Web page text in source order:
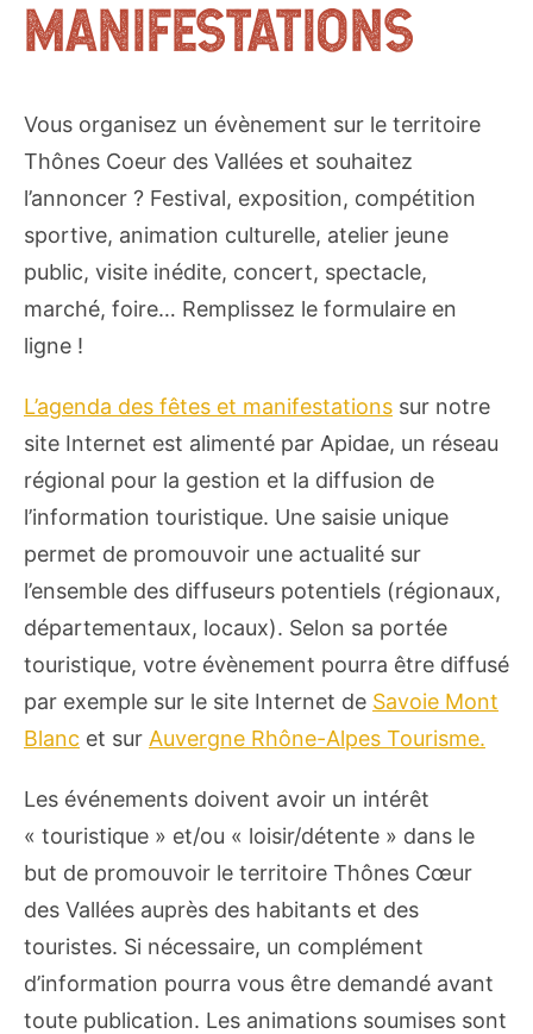
MANIFESTATIONS
Vous organisez un évènement sur le territoire
Thônes Coeur des Vallées et souhaitez
l’annoncer ? Festival, exposition, compétition
sportive, animation culturelle, atelier jeune
public, visite inédite, concert, spectacle,
marché, foire… Remplissez le formulaire en
ligne !
L’agenda des fêtes et manifestations sur notre
site Internet est alimenté par Apidae, un réseau
régional pour la gestion et la diffusion de
l’information touristique. Une saisie unique
permet de promouvoir une actualité sur
l’ensemble des diffuseurs potentiels (régionaux,
départementaux, locaux). Selon sa portée
touristique, votre évènement pourra être diffusé
par exemple sur le site Internet de Savoie Mont
Blanc et sur Auvergne Rhône-Alpes Tourisme.
Les événements doivent avoir un intérêt
« touristique » et/ou « loisir/détente » dans le
but de promouvoir le territoire Thônes Cœur
des Vallées auprès des habitants et des
touristes. Si nécessaire, un complément
d’information pourra vous être demandé avant
toute publication. Les animations soumises sont